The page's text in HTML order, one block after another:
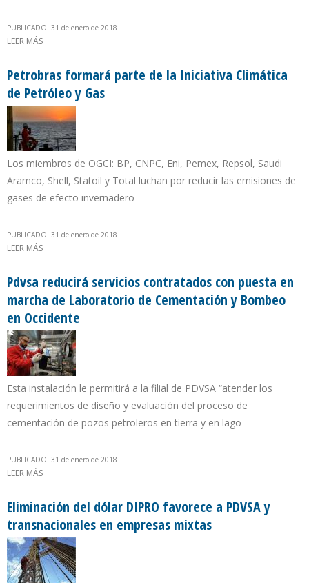
PUBLICADO: 31 de enero de 2018
LEER MÁS
Petrobras formará parte de la Iniciativa Climática
de Petróleo y Gas
Los miembros de OGCI: BP, CNPC, Eni, Pemex, Repsol, Saudi
Aramco, Shell, Statoil y Total luchan por reducir las emisiones de
gases de efecto invernadero
PUBLICADO: 31 de enero de 2018
LEER MÁS
Pdvsa reducirá servicios contratados con puesta en
marcha de Laboratorio de Cementación y Bombeo
en Occidente
Esta instalación le permitirá a la filial de PDVSA “atender los
requerimientos de diseño y evaluación del proceso de
cementación de pozos petroleros en tierra y en lago
PUBLICADO: 31 de enero de 2018
LEER MÁS
OCCIDENTE
Eliminación del dólar DIPRO favorece a PDVSA y
transnacionales en empresas mixtas